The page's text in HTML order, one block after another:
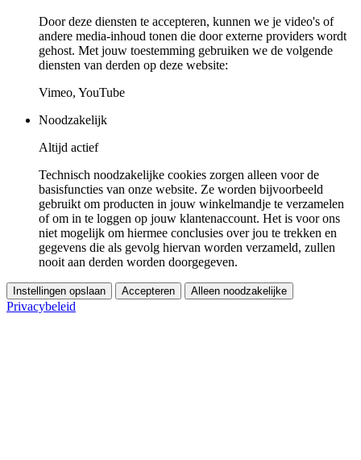
Door deze diensten te accepteren, kunnen we je video's of
andere media-inhoud tonen die door externe providers wordt
gehost. Met jouw toestemming gebruiken we de volgende
diensten van derden op deze website:
Vimeo, YouTube
Noodzakelijk
Altijd actief
Technisch noodzakelijke cookies zorgen alleen voor de
basisfuncties van onze website. Ze worden bijvoorbeeld
gebruikt om producten in jouw winkelmandje te verzamelen
of om in te loggen op jouw klantenaccount. Het is voor ons
niet mogelijk om hiermee conclusies over jou te trekken en
gegevens die als gevolg hiervan worden verzameld, zullen
nooit aan derden worden doorgegeven.
Instellingen opslaan Accepteren Alleen noodzakelijke
Privacybeleid